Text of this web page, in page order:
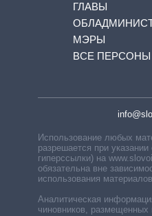
ГЛАВЫ
МЭРЫ
ВСЕ ПЕРСОНЫ
Использование любых
разрешается при
гиперссылки) на
обязательна вне
использования материалов.
Аналитическая
чиновников, размещенных